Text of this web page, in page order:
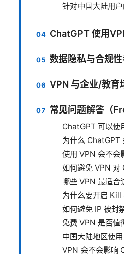
针对中国大陆用
ChatGPT 使用
数据隐私与合规
VPN 与企业/教育
常见问题解答（
ChatGPT 可以使
为什么 ChatGPT
使用 VPN 会不会
如何避免 VPN 对
哪些 VPN 最适合
为什么要开启 Kill
如何避免 IP 被封
免费 VPN 是否值
中国大陆地区使
VPN 会不会影响